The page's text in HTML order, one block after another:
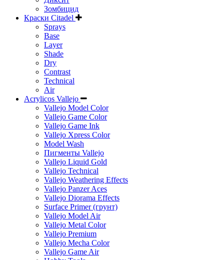
Зомбицид
Краски Citadel
Sprays
Base
Layer
Shade
Dry
Contrast
Technical
Air
Acrylicos Vallejo
Vallejo Model Color
Vallejo Game Color
Vallejo Game Ink
Vallejo Xpress Color
Model Wash
Пигменты Vallejo
Vallejo Liquid Gold
Vallejo Technical
Vallejo Weathering Effects
Vallejo Panzer Aces
Vallejo Diorama Effects
Surface Primer (грунт)
Vallejo Model Air
Vallejo Metal Color
Vallejo Premium
Vallejo Mecha Color
Vallejo Game Air